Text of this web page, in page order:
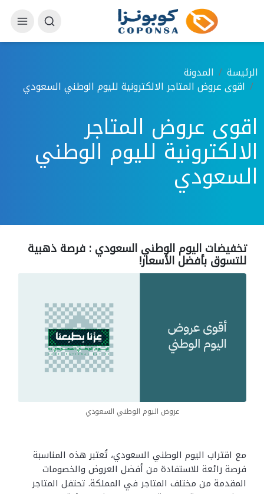
الرئيسة المدونة
اقوى عروض المتاجر الالكترونية لليوم الوطني السعودي
اقوى عروض المتاجر
الالكترونية لليوم الوطني
السعودي
تخفيضات اليوم الوطني السعودي : فرصة ذهبية
للتسوق بأفضل الأسعار!
عروض اليوم الوطني السعودي
مع اقتراب اليوم الوطني السعودي، تُعتبر هذه المناسبة
فرصة رائعة للاستفادة من أفضل العروض والخصومات
المقدمة من مختلف المتاجر في المملكة. تحتفل المتاجر